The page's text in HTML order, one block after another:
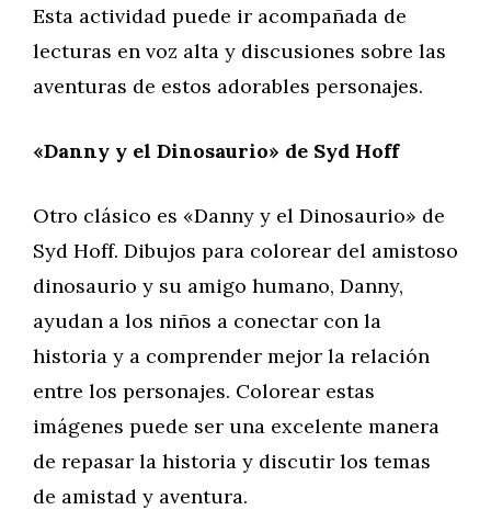
Esta actividad puede ir acompañada de
lecturas en voz alta y discusiones sobre las
aventuras de estos adorables personajes.
«Danny y el Dinosaurio» de Syd Hoff
Otro clásico es «Danny y el Dinosaurio» de
Syd Hoff. Dibujos para colorear del amistoso
dinosaurio y su amigo humano, Danny,
ayudan a los niños a conectar con la
historia y a comprender mejor la relación
entre los personajes. Colorear estas
imágenes puede ser una excelente manera
de repasar la historia y discutir los temas
de amistad y aventura.